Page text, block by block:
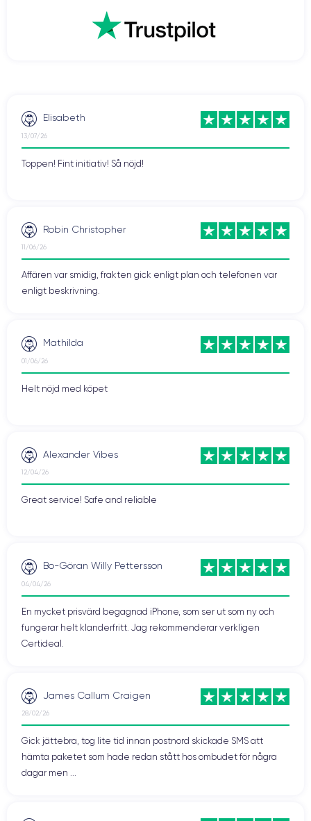
Elisabeth
13/07/26
Toppen! Fint initiativ! Så nöjd!
Robin Christopher
11/06/26
Affären var smidig, frakten gick enligt plan och telefonen var
enligt beskrivning.
Mathilda
01/06/26
Helt nöjd med köpet
Alexander Vibes
12/04/26
Great service! Safe and reliable
Bo-Göran Willy Pettersson
04/04/26
En mycket prisvärd begagnad iPhone, som ser ut som ny och
fungerar helt klanderfritt. Jag rekommenderar verkligen
Certideal.
James Callum Craigen
28/02/26
Gick jättebra, tog lite tid innan postnord skickade SMS att
hämta paketet som hade redan stått hos ombudet för några
dagar men ...